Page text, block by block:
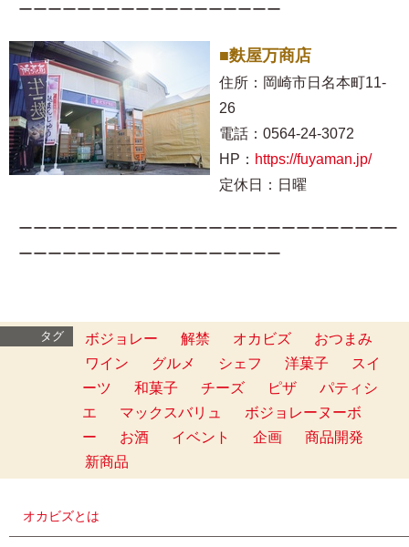
ーーーーーーーーーーーーーーーーーー
■麩屋万商店
住所：岡崎市日名本町11-
26
電話：0564-24-3072
HP： https://fuyaman.jp/
定休日：日曜
ーーーーーーーーーーーーーーーーーーーーーーーーーー
ーーーーーーーーーーーーーーーーーー
タグ ボジョレー 解禁 オカビズ
おつまみ
ワイン
グルメ シェフ 洋菓子
スイ
ーツ
和菓子 チーズ ピザ
パティシ
エ
マックスバリュ
ボジョレーヌーボ
ー
お酒 イベント 企画
商品開発
新商品
オカビズとは